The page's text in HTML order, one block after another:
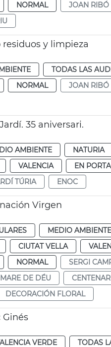
NORMAL JOAN RIBÓ
y limpieza
TODAS LAS
NORMAL JOAN RIBÓ
35 aniversari.
AMBIENTE NATURIA
VALENCIA EN
TÚRIA ENOC
Virgen
MEDIO AMBIENTE
CIUTAT VELLA
NORMAL SERGI
DE DÉU
DECORACIÓN FLORAL
VERDE TODAS